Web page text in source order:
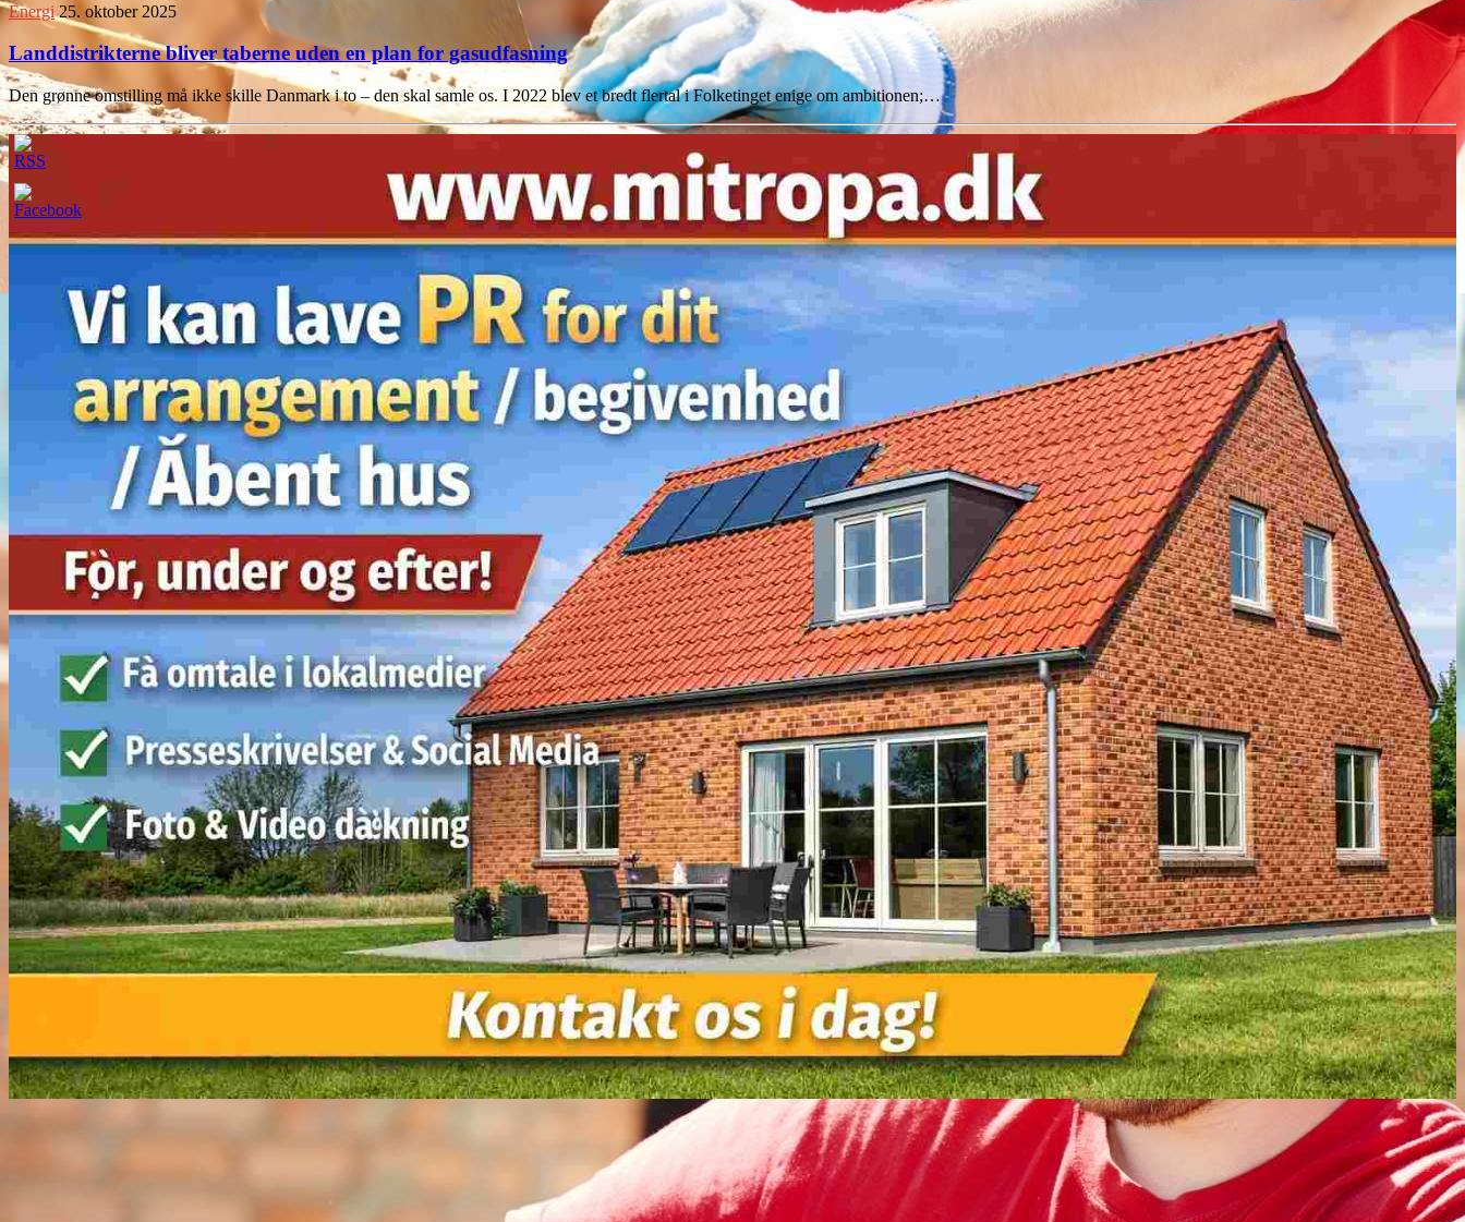
Energi 25. oktober 2025
Landdistrikterne bliver taberne uden en plan for gasudfasning
Den grønne omstilling må ikke skille Danmark i to – den skal samle os. I 2022 blev et bredt flertal i Folketinget enige om ambitionen;…